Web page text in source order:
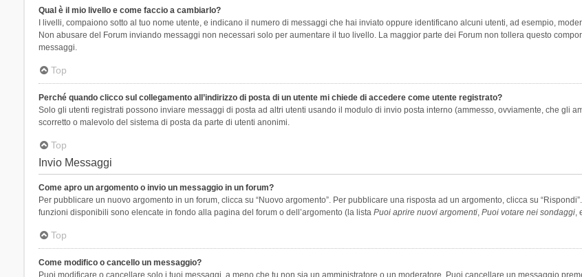
Qual è il mio livello e come faccio a cambiarlo?
I livelli, compaiono sotto al tuo nome utente, e indicano il numero di messaggi che hai inviato oppure identificano alcuni utenti, ad esempio,
Non abusare del Forum inviando messaggi non necessari solo per aumentare il tuo livello. La maggior parte dei Forum non tollera questo
messaggi.
Top
Perché quando clicco sul collegamento all’indirizzo di posta di un utente mi chiede di accedere come utente registrato?
Solo gli utenti registrati possono inviare messaggi di posta ad altri utenti usando il modulo di invio posta interno (ammesso, ovviamente, che gli
scorretto o malevolo del sistema di posta da parte di utenti anonimi.
Top
Invio Messaggi
Come apro un argomento o invio un messaggio in un forum?
Per pubblicare un nuovo argomento in un forum, clicca su “Nuovo argomento”. Per pubblicare una risposta ad un argomento, clicca su
funzioni disponibili sono elencate in fondo alla pagina del forum o dell’argomento (la lista Puoi aprire nuovi argomenti, Puoi votare nei sondaggi,
Top
Come modifico o cancello un messaggio?
Puoi modificare o cancellare solo i tuoi messaggi, a meno che tu non sia un amministratore o un moderatore. Puoi cancellare un messaggio